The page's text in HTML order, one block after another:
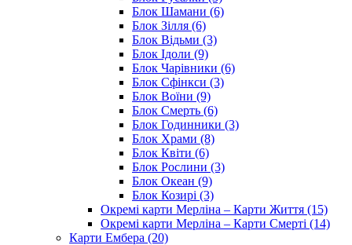
Блок Шамани (6)
Блок Зілля (6)
Блок Відьми (3)
Блок Ідоли (9)
Блок Чарівники (6)
Блок Сфінкси (3)
Блок Воїни (9)
Блок Смерть (6)
Блок Годинники (3)
Блок Храми (8)
Блок Квіти (6)
Блок Рослини (3)
Блок Океан (9)
Блок Козирі (3)
Окремі карти Мерліна – Карти Життя (15)
Окремі карти Мерліна – Карти Смерті (14)
Карти Ембера (20)